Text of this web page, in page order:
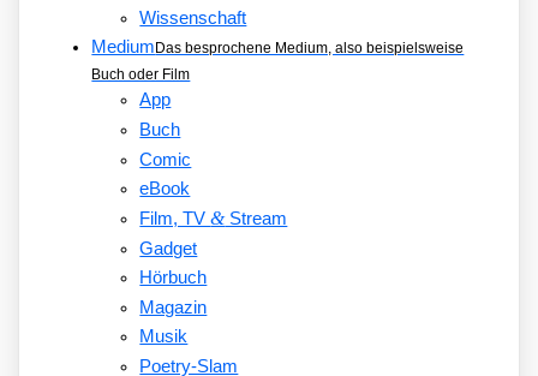
Wissenschaft
Medium Das besprochene Medium, also beispielsweise
Buch oder Film
App
Buch
Comic
eBook
Film, TV&Stream
Gadget
Hörbuch
Magazin
Musik
Poetry-Slam